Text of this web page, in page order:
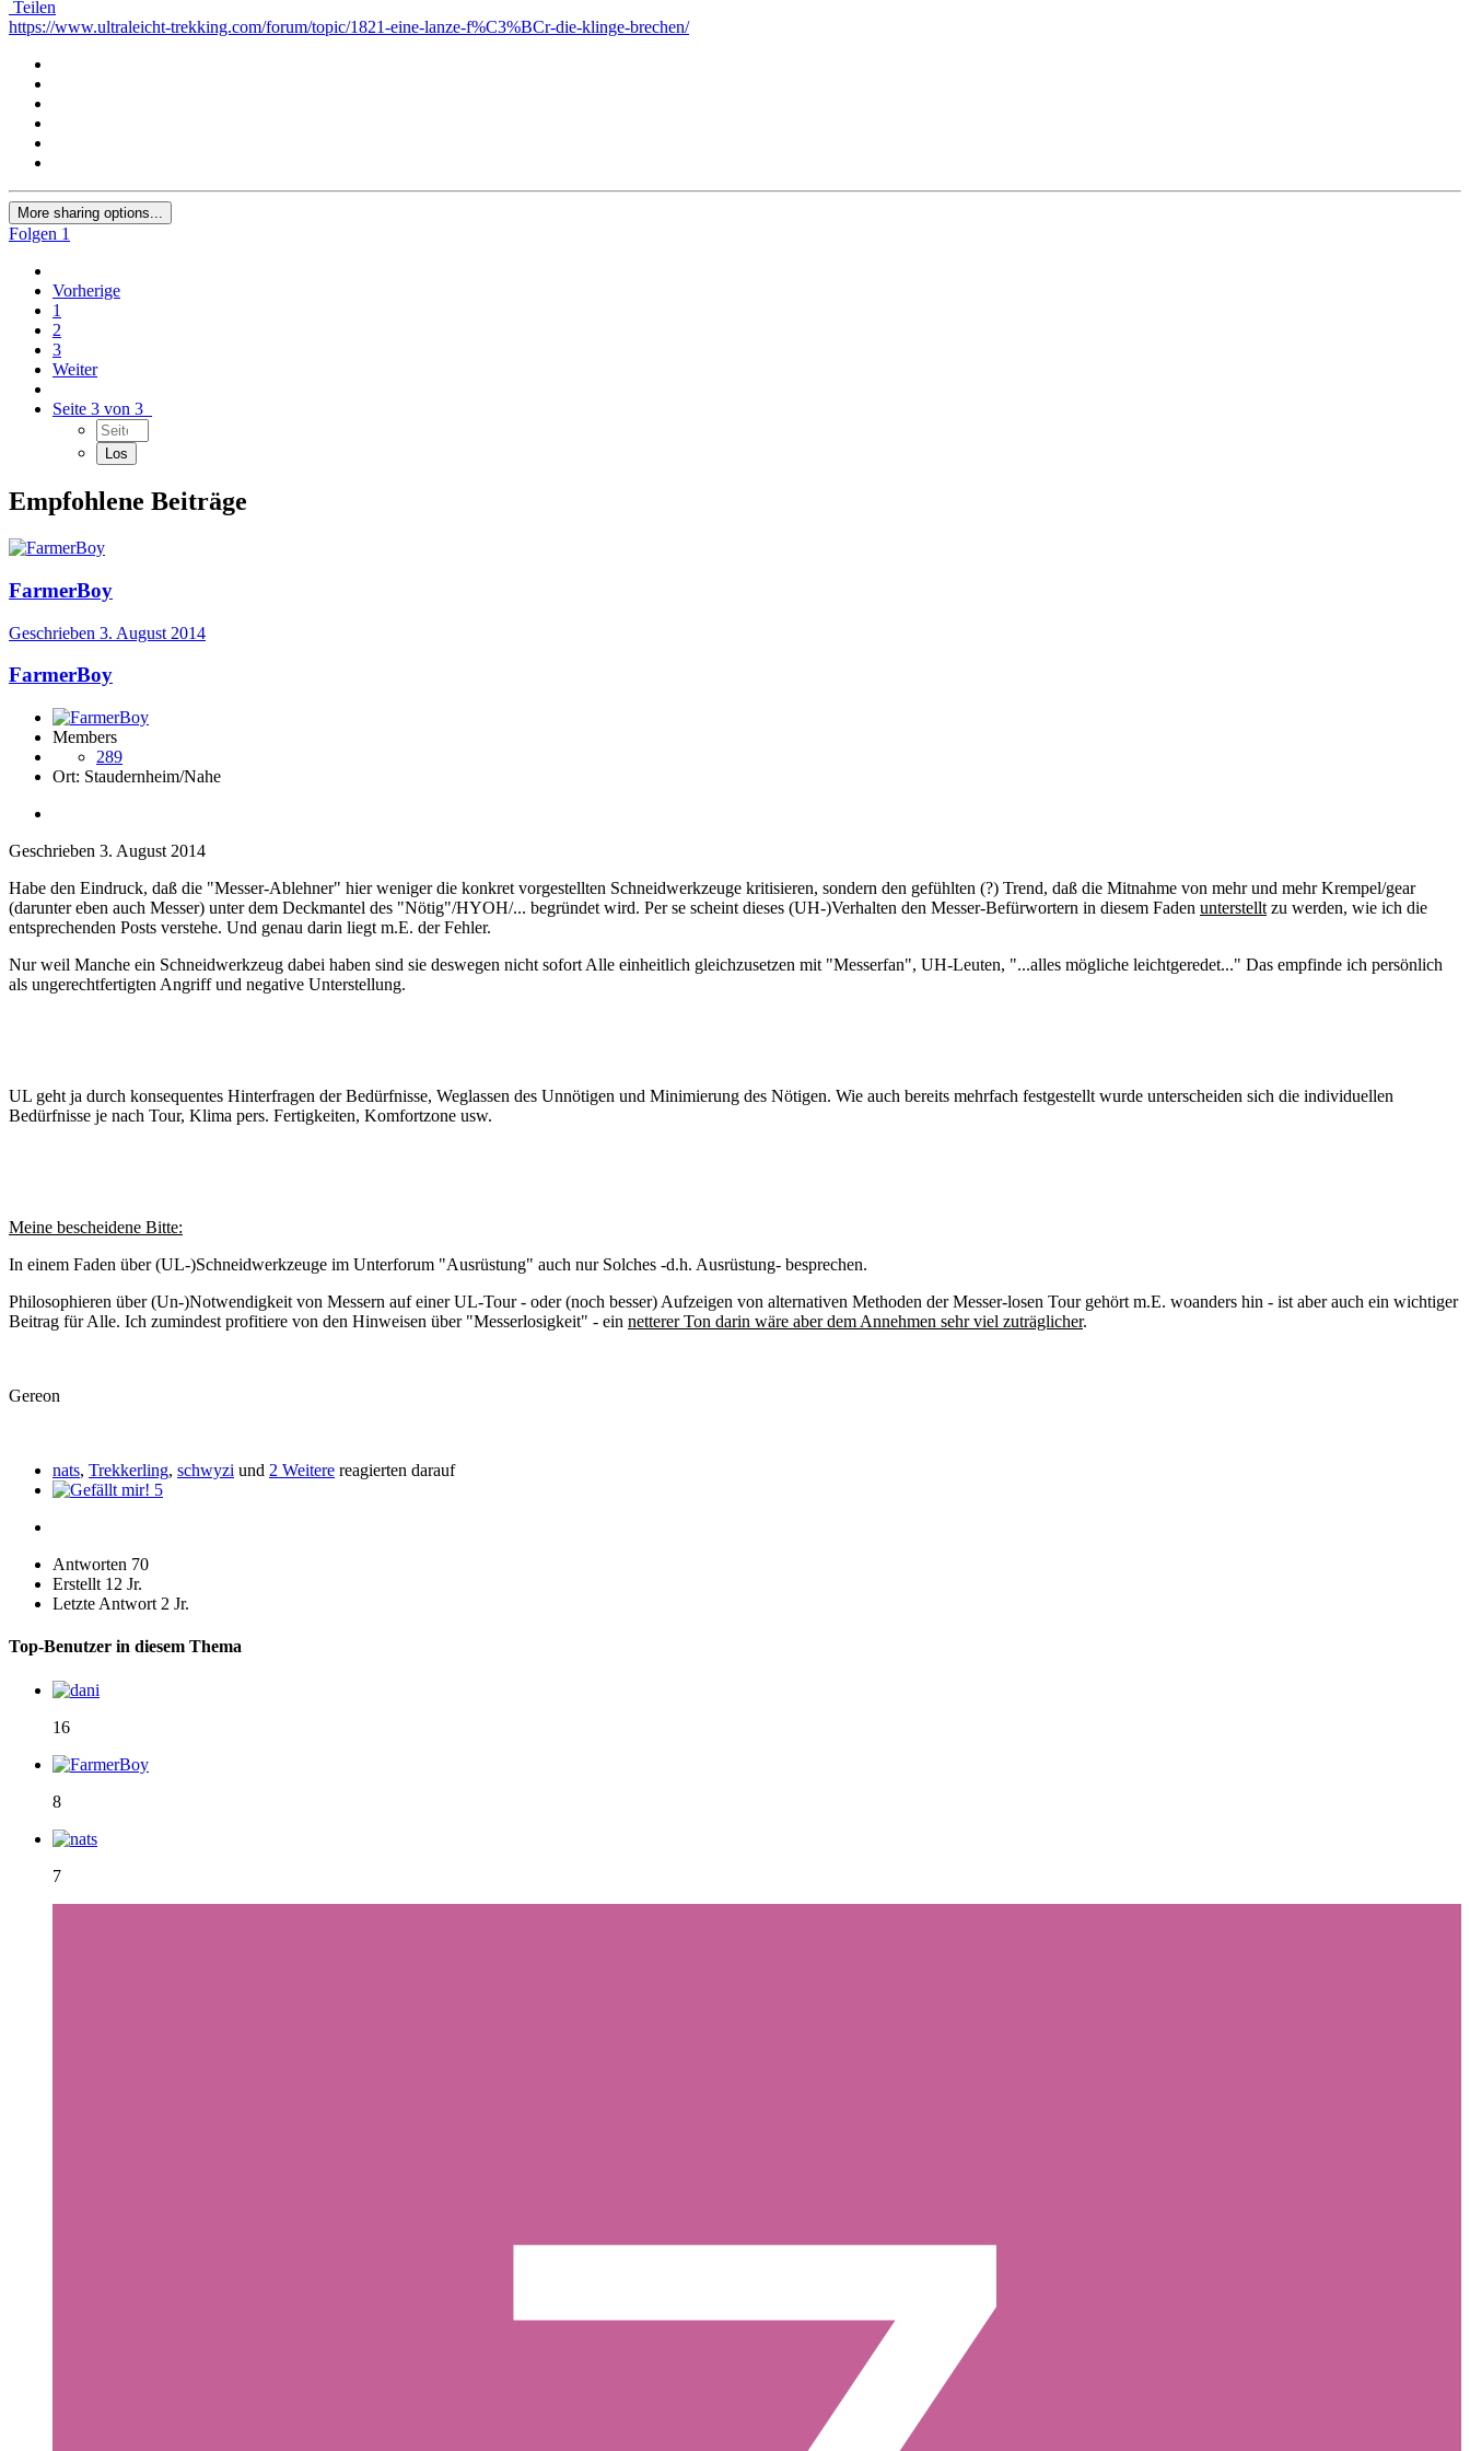
Teilen
https://www.ultraleicht-trekking.com/forum/topic/1821-eine-lanze-f%C3%BCr-die-klinge-brechen/
More sharing options...
Folgen 1
Vorherige
1
2
3
Weiter
Seite 3 von 3
Empfohlene Beiträge
FarmerBoy
Geschrieben 3. August 2014
FarmerBoy
Members
289
Ort: Staudernheim/Nahe
Geschrieben 3. August 2014
Habe den Eindruck, daß die "Messer-Ablehner" hier weniger die konkret vorgestellten Schneidwerkzeuge kritisieren, sondern den gefühlten (?) Trend, daß die Mitnahme von mehr und mehr Krempel/gear
(darunter eben auch Messer) unter dem Deckmantel des "Nötig"/HYOH/... begründet wird. Per se scheint dieses (UH-)Verhalten den Messer-Befürwortern in diesem Faden unterstellt zu werden, wie ich die
entsprechenden Posts verstehe. Und genau darin liegt m.E. der Fehler.
Nur weil Manche ein Schneidwerkzeug dabei haben sind sie deswegen nicht sofort Alle einheitlich gleichzusetzen mit "Messerfan", UH-Leuten, "...alles mögliche leichtgeredet..." Das empfinde ich persönlich
als ungerechtfertigten Angriff und negative Unterstellung.
UL geht ja durch konsequentes Hinterfragen der Bedürfnisse, Weglassen des Unnötigen und Minimierung des Nötigen. Wie auch bereits mehrfach festgestellt wurde unterscheiden sich die individuellen
Bedürfnisse je nach Tour, Klima pers. Fertigkeiten, Komfortzone usw.
Meine bescheidene Bitte:
In einem Faden über (UL-)Schneidwerkzeuge im Unterforum "Ausrüstung" auch nur Solches -d.h. Ausrüstung- besprechen.
Philosophieren über (Un-)Notwendigkeit von Messern auf einer UL-Tour - oder (noch besser) Aufzeigen von alternativen Methoden der Messer-losen Tour gehört m.E. woanders hin - ist aber auch ein wichtiger
Beitrag für Alle. Ich zumindest profitiere von den Hinweisen über "Messerlosigkeit" - ein netterer Ton darin wäre aber dem Annehmen sehr viel zuträglicher.
Gereon
nats, Trekkerling, schwyzi und 2 Weitere reagierten darauf
5
Antworten 70
Erstellt 12 Jr.
Letzte Antwort 2 Jr.
Top-Benutzer in diesem Thema
16
8
7